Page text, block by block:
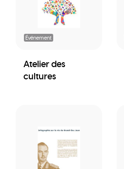
Événement
Atelier des
cultures